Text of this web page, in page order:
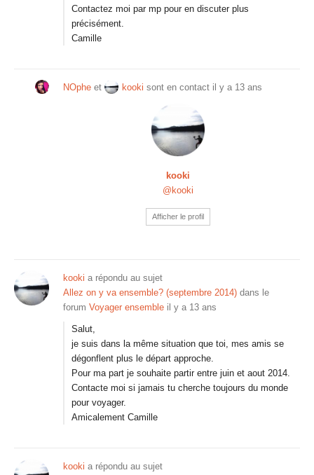
Contactez moi par mp pour en discuter plus
précisément.
Camille
NOphe et kooki sont en contact il y a 13 ans
kooki
@kooki
Afficher le profil
kooki a répondu au sujet
Allez on y va ensemble? (septembre 2014) dans le
forum Voyager ensemble il y a 13 ans
Salut,
je suis dans la même situation que toi, mes amis se
dégonflent plus le départ approche.
Pour ma part je souhaite partir entre juin et aout 2014.
Contacte moi si jamais tu cherche toujours du monde
pour voyager.
Amicalement Camille
kooki a répondu au sujet